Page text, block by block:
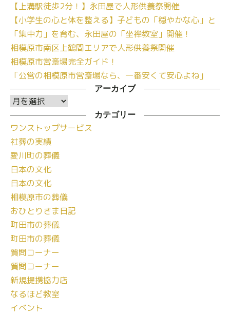
【上溝駅徒歩2分！】永田屋で人形供養祭開催
【小学生の心と体を整える】子どもの「穏やかな心」と
「集中力」を育む、永田屋の「坐禅教室」開催！
相模原市南区上鶴間エリアで人形供養祭開催
相模原市営斎場完全ガイド！
「公営の相模原市営斎場なら、一番安くて安心よね」
アーカイブ
ア
ー
カ
イ
ブ
カテゴリー
ワンストップサービス
社葬の実績
愛川町の葬儀
日本の文化
日本の文化
相模原市の葬儀
おひとりさま日記
町田市の葬儀
町田市の葬儀
質問コーナー
質問コーナー
新規提携協力店
なるほど教室
イベント